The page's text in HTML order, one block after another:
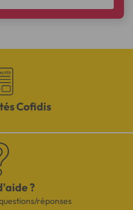
Cofidis
?
réponses